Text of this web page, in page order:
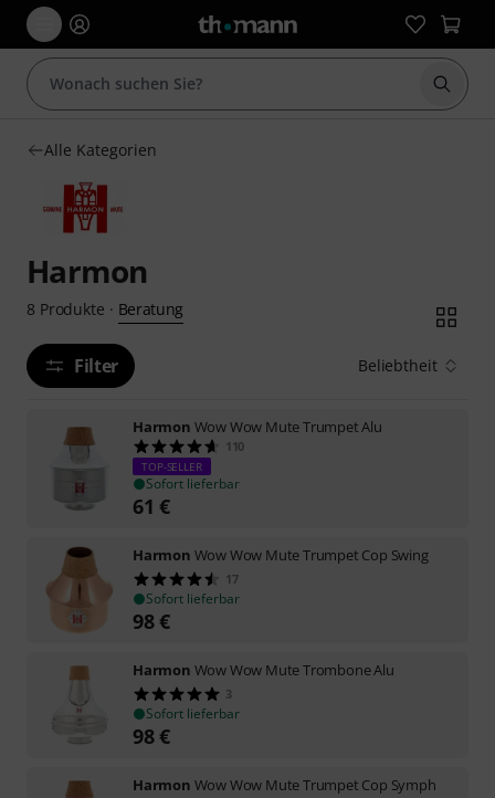
Suche
Alle Kategorien
Harmon
8 Produkte · Beratung
Filter Beliebtheit
Harmon Wow Wow Mute Trumpet Alu
110
TOP-SELLER
Sofort lieferbar
61 €
Harmon Wow Wow Mute Trumpet Cop Swing
17
Sofort lieferbar
98€
Harmon Wow Wow Mute Trombone Alu
3
Sofort lieferbar
98€
Harmon Wow Wow Mute Trumpet Cop Symph